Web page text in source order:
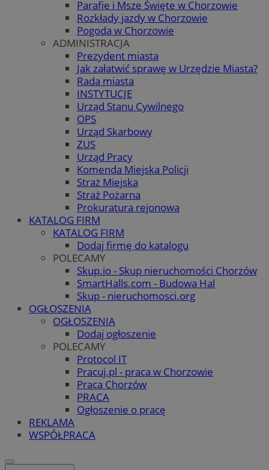
Parafie i Msze Święte w Chorzowie
Rozkłady jazdy w Chorzowie
Pogoda w Chorzowie
ADMINISTRACJA
Prezydent miasta
Jak załatwić sprawę w Urzędzie Miasta?
Rada miasta
INSTYTUCJE
Urząd Stanu Cywilnego
OPS
Urząd Skarbowy
ZUS
Urząd Pracy
Komenda Miejska Policji
Straż Miejska
Straż Pożarna
Prokuratura rejonowa
KATALOG FIRM
KATALOG FIRM
Dodaj firmę do katalogu
POLECAMY
Skup.io - Skup nieruchomości Chorzów
SmartHalls.com - Budowa Hal
Skup - nieruchomosci.org
OGŁOSZENIA
OGŁOSZENIA
Dodaj ogłoszenie
POLECAMY
Protocol IT
Pracuj.pl - praca w Chorzowie
Praca Chorzów
PRACA
Ogłoszenie o pracę
REKLAMA
WSPÓŁPRACA